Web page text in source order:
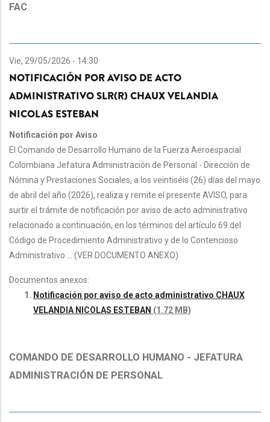
FAC
Vie, 29/05/2026 - 14:30
NOTIFICACIÓN POR AVISO DE ACTO
ADMINISTRATIVO SLR(R) CHAUX VELANDIA
NICOLAS ESTEBAN
Notificación por Aviso
El Comando de Desarrollo Humano de la Fuerza Aeroespacial
Colombiana Jefatura Administración de Personal - Dirección de
Nómina y Prestaciones Sociales, a los veintiséis (26) días del mayo
de abril del año (2026), realiza y remite el presente AVISO, para
surtir el trámite de notificación por aviso de acto administrativo
relacionado a continuación, en los términos del artículo 69 del
Código de Procedimiento Administrativo y de lo Contencioso
Administrativo ... (VER DOCUMENTO ANEXO)
Documentos anexos:
Notificación por aviso de acto administrativo CHAUX
VELANDIA NICOLAS ESTEBAN (1.72 MB)
COMANDO DE DESARROLLO HUMANO - JEFATURA
ADMINISTRACIÓN DE PERSONAL